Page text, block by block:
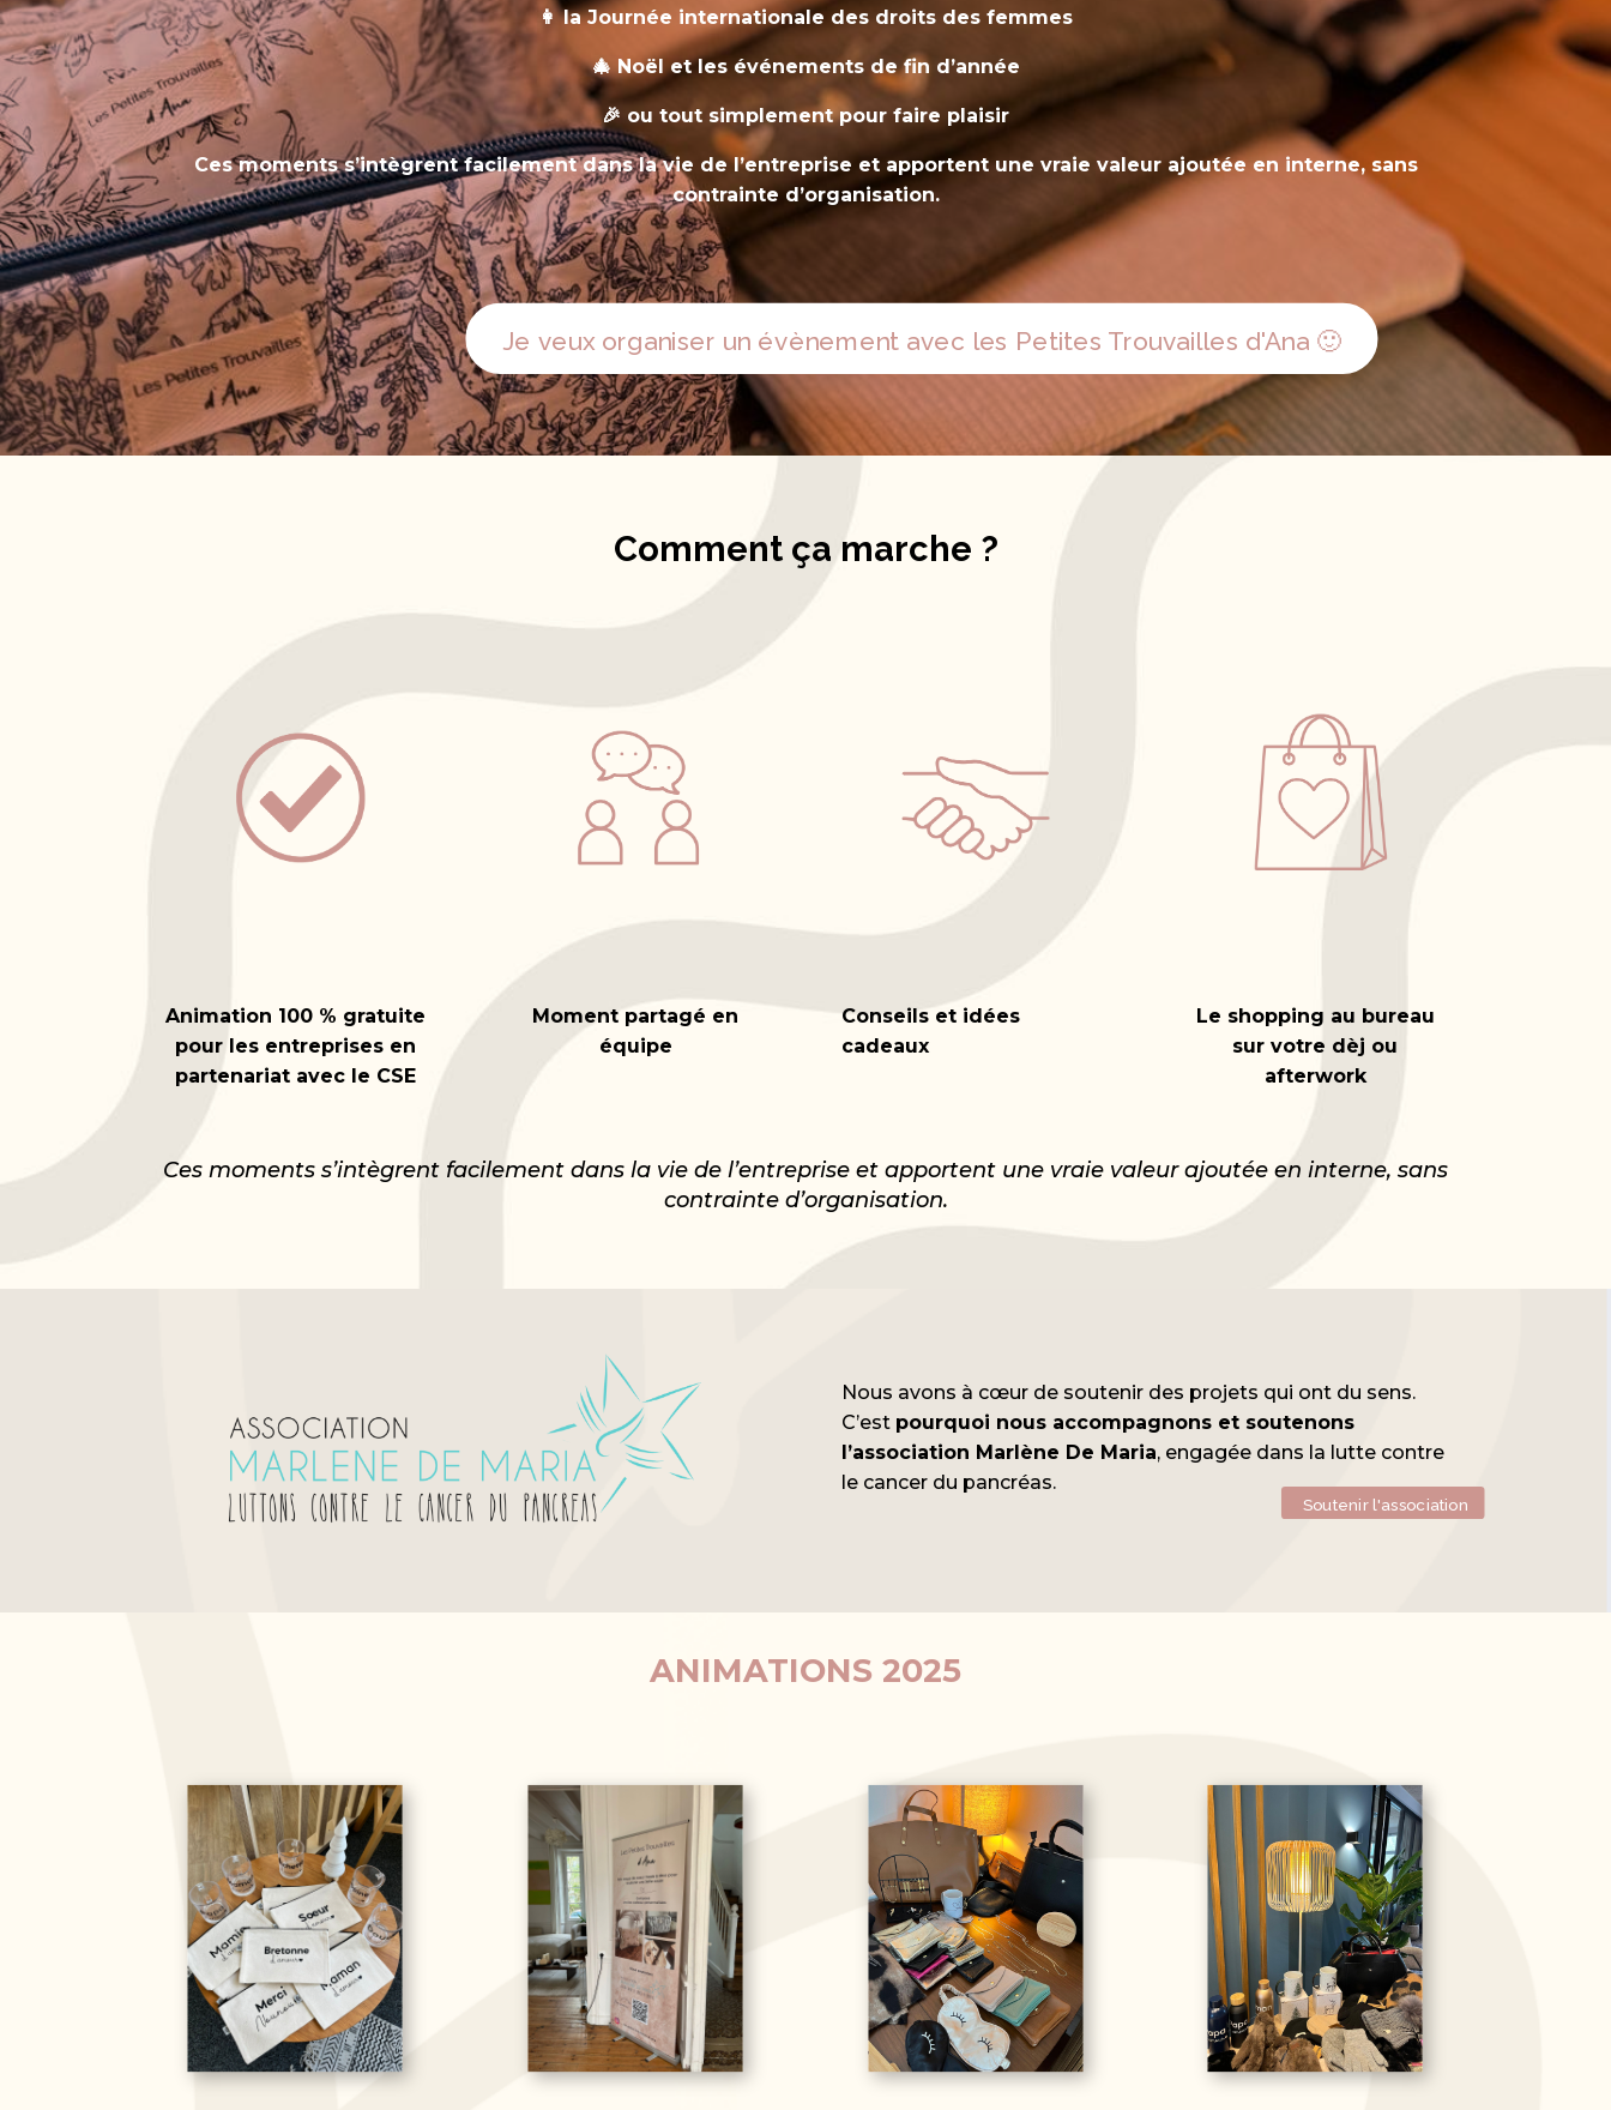
👩 la Journée internationale des droits des femmes
🎄 Noël et les événements de fin d’année
🎉 ou tout simplement pour faire plaisir
Ces moments s’intègrent facilement dans la vie de l’entreprise et apportent une vraie valeur ajoutée en interne, sans
contrainte d’organisation.
Je veux organiser un évènement avec les Petites Trouvailles d'Ana 🙂
Comment ça marche ?
Animation 100 % gratuite
pour les entreprises en
partenariat avec le CSE
Moment partagé en
équipe
Conseils et idées
cadeaux
Le shopping au bureau
sur votre dèj ou
afterwork
Ces moments s’intègrent facilement dans la vie de l’entreprise et apportent une vraie valeur ajoutée en interne, sans
contrainte d’organisation.
Nous avons à cœur de soutenir des projets qui ont du sens.
C’est pourquoi nous accompagnons et soutenons
l’association Marlène De Maria, engagée dans la lutte contre
le cancer du pancréas.
Soutenir l'association
ANIMATIONS 2025